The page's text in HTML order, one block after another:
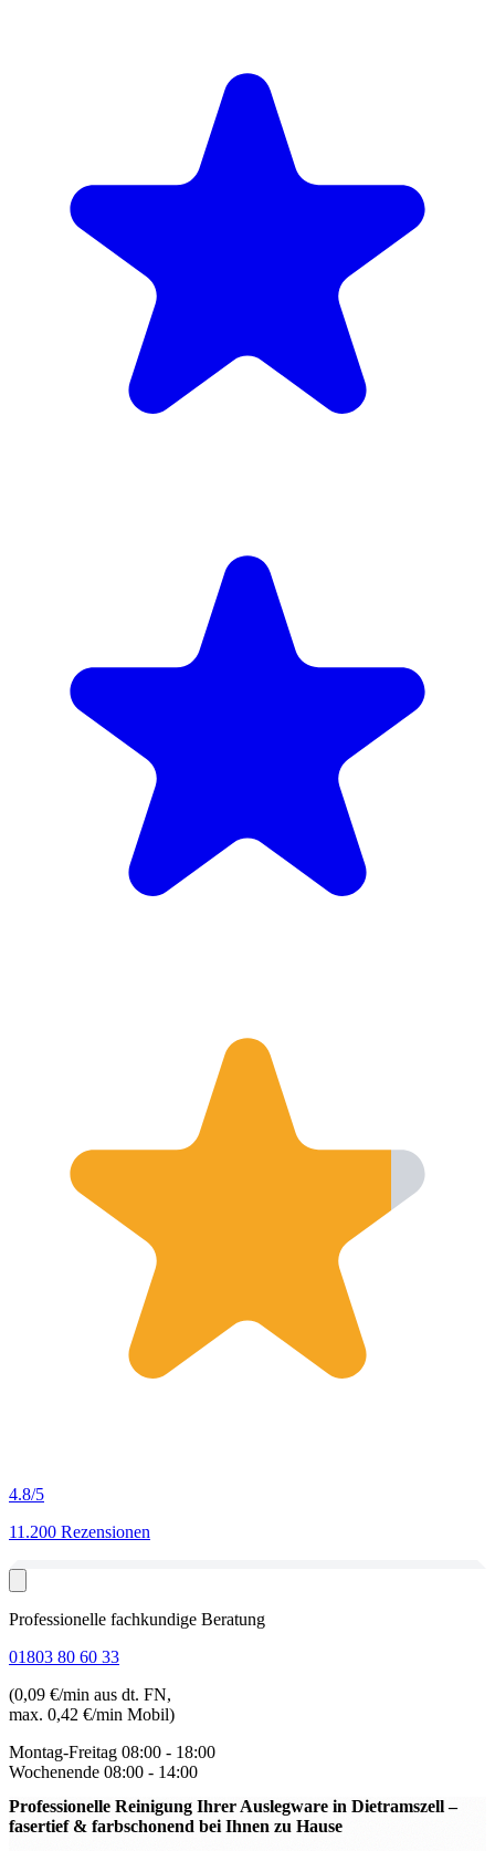
4.8/5
11.200 Rezensionen
Professionelle fachkundige Beratung
01803 80 60 33
(0,09 €/min aus dt. FN,
max. 0,42 €/min Mobil)
Montag-Freitag 08:00 - 18:00
Wochenende 08:00 - 14:00
Professionelle Reinigung Ihrer Auslegware in Dietramszell–
fasertief & farbschonend bei Ihnen zu Hause